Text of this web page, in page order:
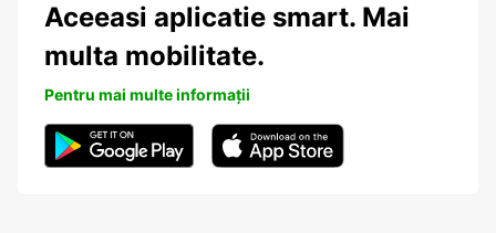
Aceeasi aplicatie smart. Mai
multa mobilitate.
Pentru mai multe informații